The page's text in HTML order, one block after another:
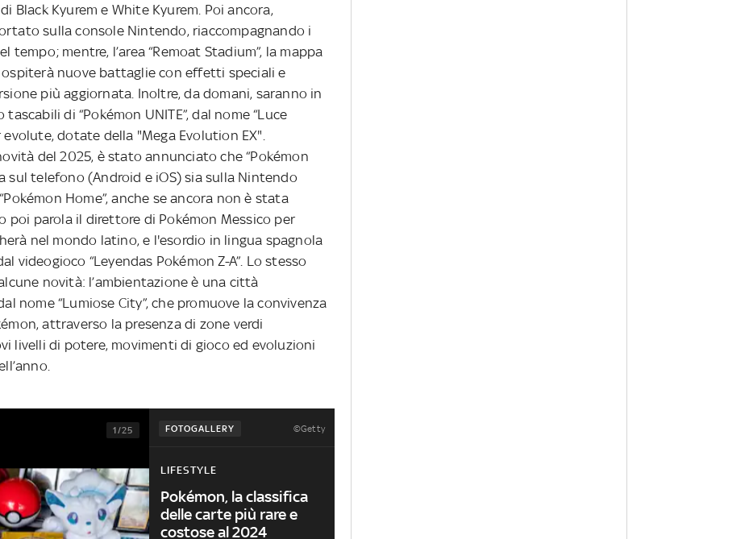
Black Kyurem e White Kyurem. Poi ancora,
sulla console Nintendo, riaccompagnando i
tempo; mentre, l’area “Remoat Stadium”, la mappa
ospiterà nuove battaglie con effetti speciali e
più aggiornata. Inoltre, da domani, saranno in
di “Pokémon UNITE”, dal nome “Luce
dotate della "Mega Evolution EX".
del 2025, è stato annunciato che “Pokémon
sul telefono (Android e iOS) sia sulla Nintendo
Home”, anche se ancora non è stata
poi parola il direttore di Pokémon Messico per
nel mondo latino, e l'esordio in lingua spagnola
videogioco “Leyendas Pokémon Z-A”. Lo stesso
novità: l’ambientazione è una città
nome “Lumiose City”, che promuove la convivenza
attraverso la presenza di zone verdi
livelli di potere, movimenti di gioco ed evoluzioni
FOTOGALLERY ©Getty
1/25
LIFESTYLE
Pokémon, la classifica
delle carte più rare e
costose al 2024